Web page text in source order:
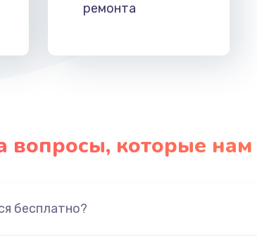
ремонта
вопросы, которые
бесплатно?